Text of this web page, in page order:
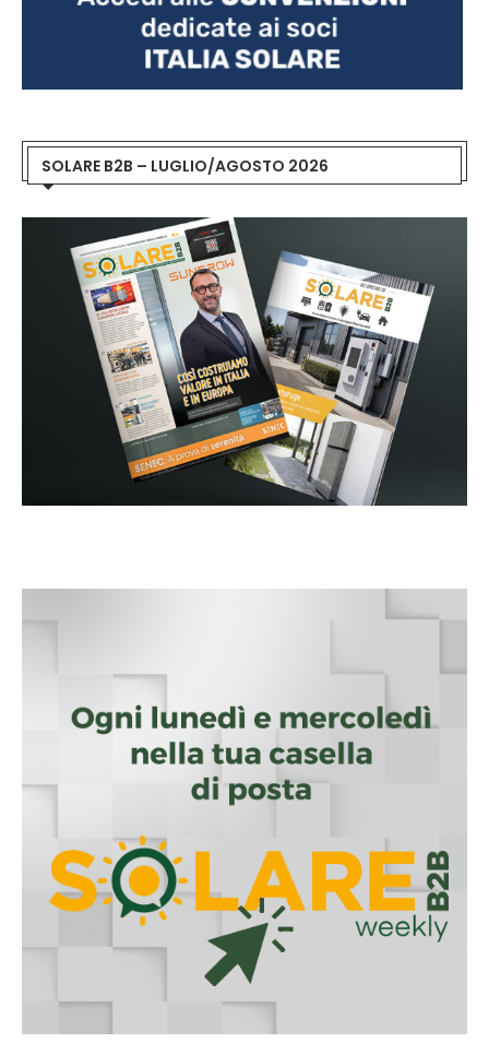
SOLARE B2B – LUGLIO/AGOSTO 2026